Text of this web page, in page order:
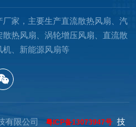
家，主要生产直流散热风扇、汽
热风扇、涡轮增压风扇、直流散
机、新能源风扇等
技有限公司粤ICP备13073947号 技